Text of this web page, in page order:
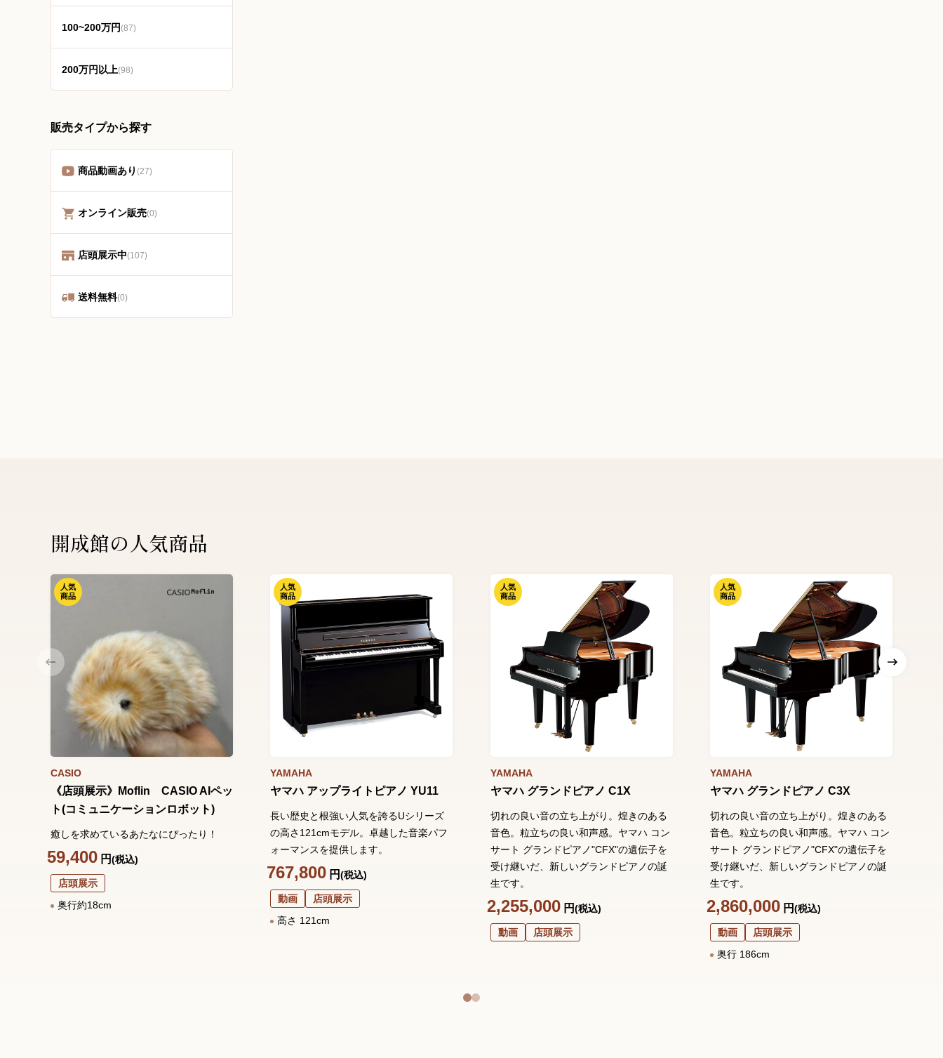
100~200万円(87)
200万円以上(98)
販売タイプから探す
商品動画あり (27)
オンライン販売(0)
店頭展示中(107)
送料無料(0)
開成館の人気商品
人気
商品
CASIO
《店頭展示》Moflin CASIO AIペッ
ト(コミュニケーションロボット)
癒しを求めているあたなにぴったり！
59,400 円(税込)
店頭展示
奥行約18cm
人気
商品
YAMAHA
ヤマハ アップライトピアノ YU11
長い歴史と根強い人気を誇るUシリーズ
の高さ121cmモデル。卓越した音楽パフ
ォーマンスを提供します。
767,800 円(税込)
動画
店頭展示
高さ 121cm
人気
商品
YAMAHA
ヤマハ グランドピアノ C1X
切れの良い音の立ち上がり。煌きのある
音色。粒立ちの良い和声感。ヤマハ コン
サート グランドピアノ"CFX"の遺伝子を
受け継いだ、新しいグランドピアノの誕
生です。
2,255,000円(税込)
動画 店頭展示
人気
商品
YAMAHA
ヤマハ グランドピアノ C3X
切れの良い音の立ち上がり。煌きのある
音色。粒立ちの良い和声感。ヤマハ コン
サート グランドピアノ"CFX"の遺伝子を
受け継いだ、新しいグランドピアノの誕
生です。
2,860,000円(税込)
動画
店頭展示
奥行 186cm